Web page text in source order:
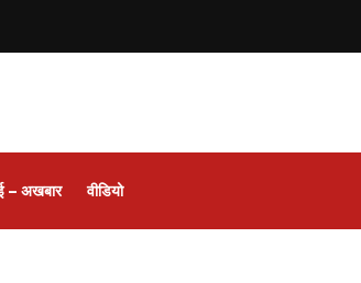
– अखबार वीडियो